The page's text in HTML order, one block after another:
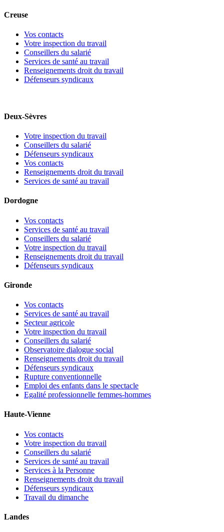
Creuse
Vos contacts
Votre inspection du travail
Conseillers du salarié
Services de santé au travail
Renseignements droit du travail
Défenseurs syndicaux
Deux-Sèvres
Votre inspection du travail
Conseillers du salarié
Défenseurs syndicaux
Vos contacts
Renseignements droit du travail
Services de santé au travail
Dordogne
Vos contacts
Services de santé au travail
Conseillers du salarié
Votre inspection du travail
Renseignements droit du travail
Défenseurs syndicaux
Gironde
Vos contacts
Services de santé au travail
Secteur agricole
Votre inspection du travail
Conseillers du salarié
Observatoire dialogue social
Renseignements droit du travail
Défenseurs syndicaux
Rupture conventionnelle
Emploi des enfants dans le spectacle
Egalité professionnelle femmes-hommes
Haute-Vienne
Vos contacts
Votre inspection du travail
Conseillers du salarié
Services de santé au travail
Services à la Personne
Renseignements droit du travail
Défenseurs syndicaux
Travail du dimanche
Landes